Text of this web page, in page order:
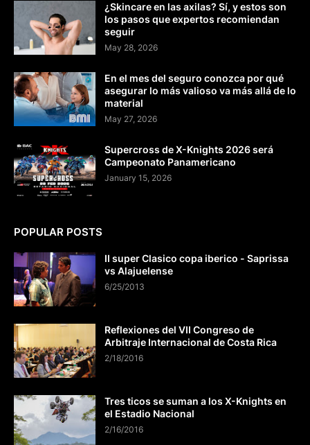
¿Skincare en las axilas? Sí, y estos son
los pasos que expertos recomiendan
seguir
May 28, 2026
En el mes del seguro conozca por qué
asegurar lo más valioso va más allá de lo
material
May 27, 2026
Supercross de X-Knights 2026 será
Campeonato Panamericano
January 15, 2026
POPULAR POSTS
II super Clasico copa iberico - Saprissa
vs Alajuelense
6/25/2013
Reflexiones del VII Congreso de
Arbitraje Internacional de Costa Rica
2/18/2016
Tres ticos se suman a los X-Knights en
el Estadio Nacional
2/16/2016